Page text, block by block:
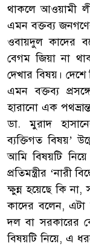
থাকলে আওয়ামী
এমন বক্তব্য
ওবায়দুল কাদের
বেগম জিয়া না
দেখার বিষয়। দেশে
এমন বক্তব্য
হারানো এক
ডা. মুরাদ
ব্যক্তিগত বিষয়’
আমি বিষয়টি
প্রতিমন্ত্রীর ‘নারী
ক্ষুন্ন হয়েছে কি
কাদের বলেন, এটা
দল বা সরকারের
বিষয়টি নিয়ে, এ